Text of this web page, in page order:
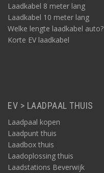
Laadkabel 8 meter lang
Laadkabel 10 meter lang
Welke lengte laadkabel auto?
Korte EV laadkabel
EV > LAADPAAL THUIS
Laadpaal kopen
Laadpunt thuis
Laadbox thuis
Laadoplossing thuis
Laadstations Beverwijk